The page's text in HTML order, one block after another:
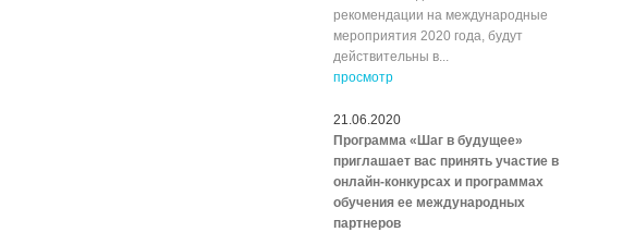
рекомендации на международные
мероприятия 2020 года, будут
действительны в...
просмотр
21.06.2020
Программа «Шаг в будущее»
приглашает вас принять участие в
онлайн-конкурсах и программах
обучения ее международных
партнеров